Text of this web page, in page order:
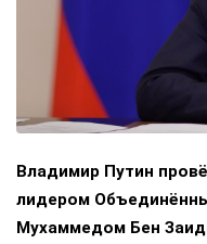
Владимир Путин
лидером
Мухаммедом Бен